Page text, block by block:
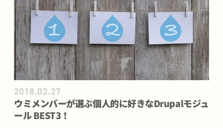
2018.02.27
ウミメンバーが選ぶ個人的に好きなDrupalモジュ
ール BEST3！